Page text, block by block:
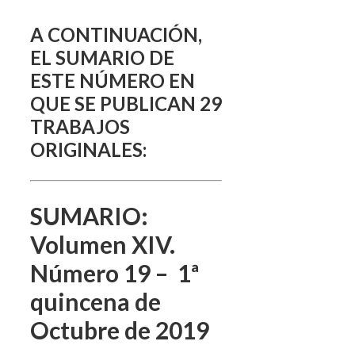
A CONTINUACIÓN,
EL SUMARIO DE
ESTE NÚMERO EN
QUE SE PUBLICAN 29
TRABAJOS
ORIGINALES:
SUMARIO:
Volumen XIV.
Número 19 – 1ª
quincena de
Octubre de 2019